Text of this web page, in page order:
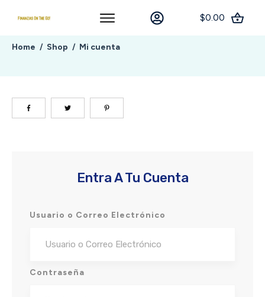
$0.00
Home / Shop / Mi cuenta
Entra A Tu Cuenta
Usuario o Correo Electrónico
Contraseña